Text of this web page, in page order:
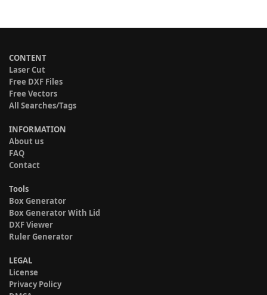
CONTENT
Laser Cut
Free DXF Files
Free Vectors
All Searches/Tags
INFORMATION
About us
FAQ
Contact
Tools
Box Generator
Box Generator With Lid
DXF Viewer
Ruler Generator
LEGAL
License
Privacy Policy